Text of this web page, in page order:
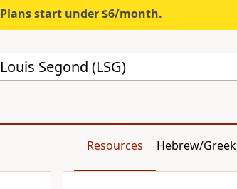
Plans start under $6/month.
Louis Segond (LSG)
Resources Hebrew/Greek